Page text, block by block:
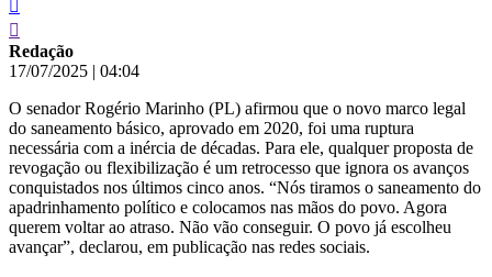
Redação
17/07/2025 | 04:04
O senador Rogério Marinho (PL) afirmou que o novo marco legal
do saneamento básico, aprovado em 2020, foi uma ruptura
necessária com a inércia de décadas. Para ele, qualquer proposta de
revogação ou flexibilização é um retrocesso que ignora os avanços
conquistados nos últimos cinco anos. “Nós tiramos o saneamento do
apadrinhamento político e colocamos nas mãos do povo. Agora
querem voltar ao atraso. Não vão conseguir. O povo já escolheu
avançar”, declarou, em publicação nas redes sociais.